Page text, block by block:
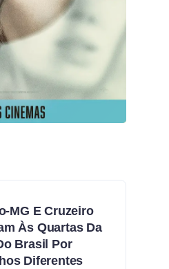
MG E Cruzeiro
Às Quartas Da
Brasil Por
Diferentes